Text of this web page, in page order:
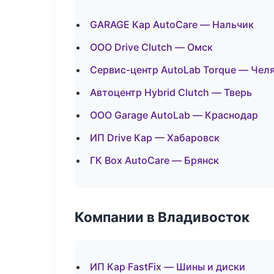
GARAGE Кар AutoCare — Нальчик
ООО Drive Clutch — Омск
Сервис-центр AutoLab Torque —
Автоцентр Hybrid Clutch — Тверь
ООО Garage AutoLab — Краснодар
ИП Drive Кар — Хабаровск
ГК Box AutoCare — Брянск
Компании в Владивосток
ИП Кар FastFix — Шины и диски